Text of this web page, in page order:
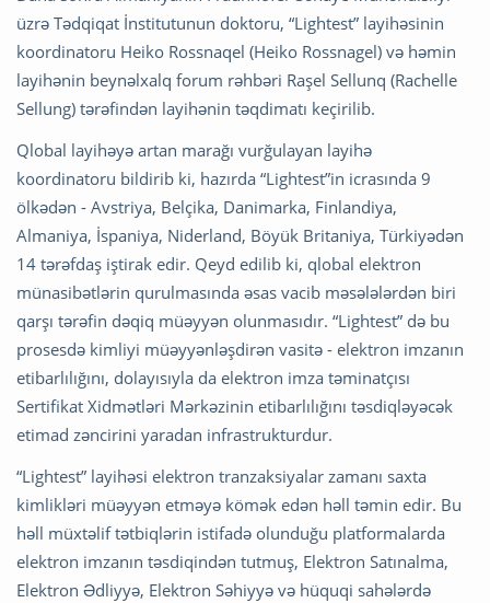
üzrə Tədqiqat İnstitutunun doktoru, “Lightest” layihəsinin
koordinatoru Heiko Rossnaqel (Heiko Rossnagel) və həmin
layihənin beynəlxalq forum rəhbəri Raşel Sellunq (Rachelle
Sellung) tərəfindən layihənin təqdimatı keçirilib.
Qlobal layihəyə artan marağı vurğulayan layihə
koordinatoru bildirib ki, hazırda “Lightest”in icrasında 9
ölkədən - Avstriya, Belçika, Danimarka, Finlandiya,
Almaniya, İspaniya, Niderland, Böyük Britaniya, Türkiyədən
14 tərəfdaş iştirak edir. Qeyd edilib ki, qlobal elektron
münasibətlərin qurulmasında əsas vacib məsələlərdən biri
qarşı tərəfin dəqiq müəyyən olunmasıdır. “Lightest” də bu
prosesdə kimliyi müəyyənləşdirən vasitə - elektron imzanın
etibarlılığını, dolayısıyla da elektron imza təminatçısı
Sertifikat Xidmətləri Mərkəzinin etibarlılığını təsdiqləyəcək
etimad zəncirini yaradan infrastrukturdur.
“Lightest” layihəsi elektron tranzaksiyalar zamanı saxta
kimlikləri müəyyən etməyə kömək edən həll təmin edir. Bu
həll müxtəlif tətbiqlərin istifadə olunduğu platformalarda
elektron imzanın təsdiqindən tutmuş, Elektron Satınalma,
Elektron Ədliyyə, Elektron Səhiyyə və hüquqi sahələrdə